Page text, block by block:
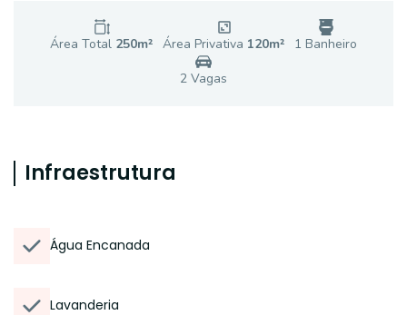
Área Total 250m² Área Privativa 120m² 1 Banheiro
2 Vagas
Infraestrutura
Água Encanada
Lavanderia